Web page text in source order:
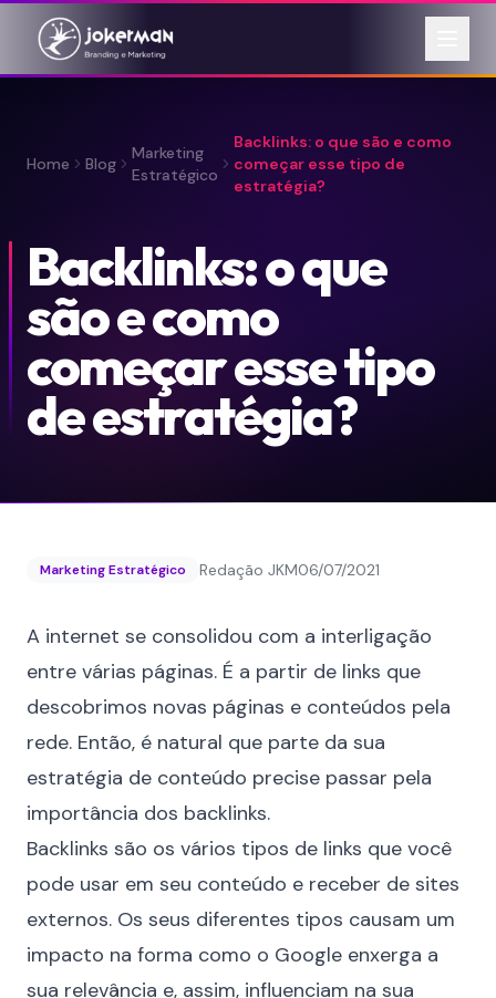
Home Blog
Marketing
Estratégico
Backlinks: o que são e como
começar esse tipo de
estratégia?
Backlinks: o que
são e como
começar esse tipo
de estratégia?
Marketing Estratégico Redação JKM06/07/2021
A internet se consolidou com a interligação
entre várias páginas. É a partir de links que
descobrimos novas páginas e conteúdos pela
rede. Então, é natural que parte da sua
estratégia de conteúdo precise passar pela
importância dos backlinks.
Backlinks são os vários tipos de links que você
pode usar em seu conteúdo e receber de sites
externos. Os seus diferentes tipos causam um
impacto na forma como o Google enxerga a
sua relevância e, assim, influenciam na sua